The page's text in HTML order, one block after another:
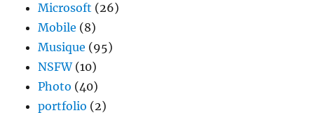
Microsoft (26)
Mobile (8)
Musique (95)
NSFW(10)
Photo (40)
portfolio (2)